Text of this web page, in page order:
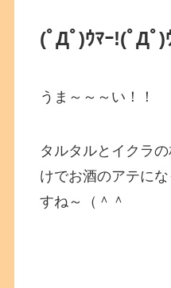
(ﾟДﾟ)ｳﾏｰ!(ﾟДﾟ)
うま～～～い！！
タルタルとイクラ
けでお酒のアテに
すね～（＾＾